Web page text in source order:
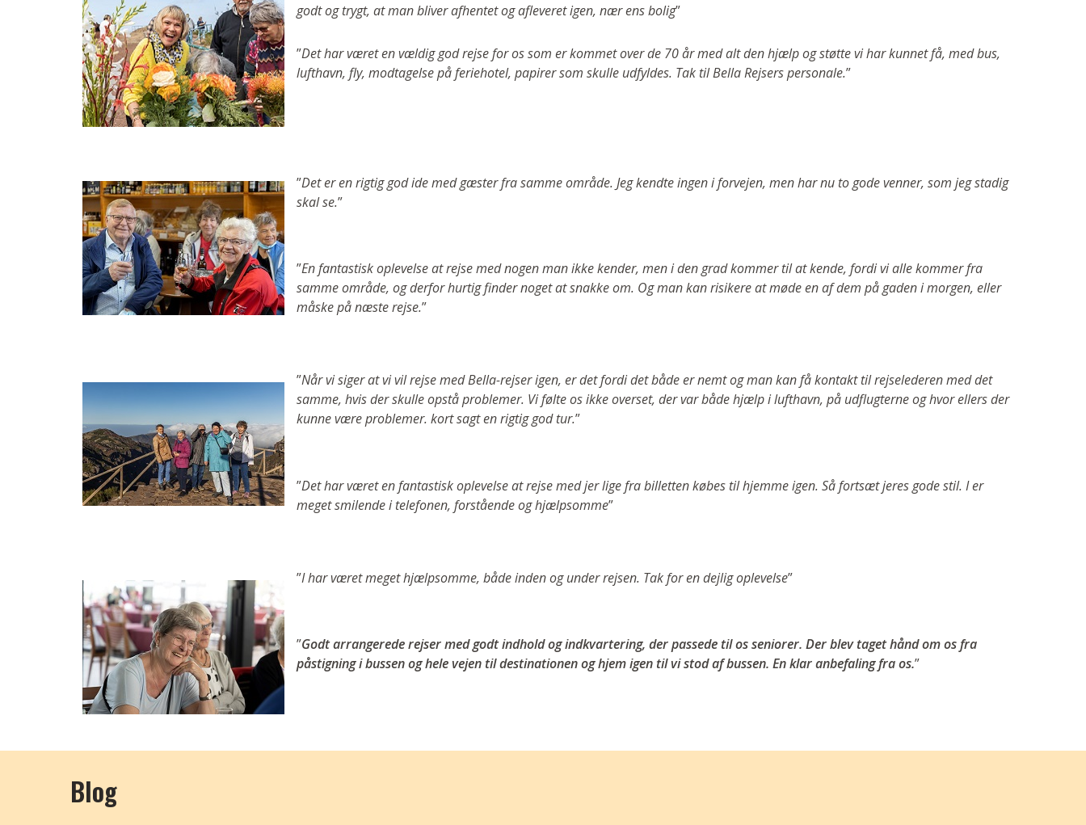
godt og trygt, at man bliver afhentet og afleveret igen, nær ens bolig”
”Det har været en vældig god rejse for os som er kommet over de 70 år med alt den hjælp og støtte vi har kunnet få, med bus,
lufthavn, fly, modtagelse på feriehotel, papirer som skulle udfyldes. Tak til Bella Rejsers personale.”
”Det er en rigtig god ide med gæster fra samme område. Jeg kendte ingen i forvejen, men har nu to gode venner, som jeg stadig
skal se.”
”En fantastisk oplevelse at rejse med nogen man ikke kender, men i den grad kommer til at kende, fordi vi alle kommer fra
samme område, og derfor hurtig finder noget at snakke om. Og man kan risikere at møde en af dem på gaden i morgen, eller
måske på næste rejse.”
”Når vi siger at vi vil rejse med Bella-rejser igen, er det fordi det både er nemt og man kan få kontakt til rejselederen med det
samme, hvis der skulle opstå problemer. Vi følte os ikke overset, der var både hjælp i lufthavn, på udflugterne og hvor ellers der
kunne være problemer. kort sagt en rigtig god tur.”
”Det har været en fantastisk oplevelse at rejse med jer lige fra billetten købes til hjemme igen. Så fortsæt jeres gode stil. I er
meget smilende i telefonen, forstående og hjælpsomme”
”I har været meget hjælpsomme, både inden og under rejsen. Tak for en dejlig oplevelse”
”Godt arrangerede rejser med godt indhold og indkvartering, der passede til os seniorer. Der blev taget hånd om os fra
påstigning i bussen og hele vejen til destinationen og hjem igen til vi stod af bussen. En klar anbefaling fra os.”
Blog